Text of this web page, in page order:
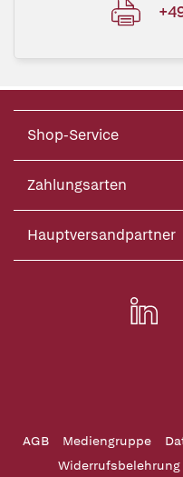
Shop-Service
Zahlungsarten
Hauptversandpartner
AGB Mediengruppe
Widerrufsbelehrung